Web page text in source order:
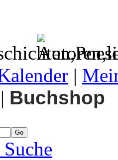
|
| Buchshop